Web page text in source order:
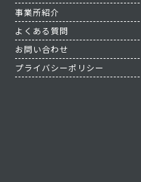
事業所紹介
よくある質問
お問い合わせ
プライバシーポリシー